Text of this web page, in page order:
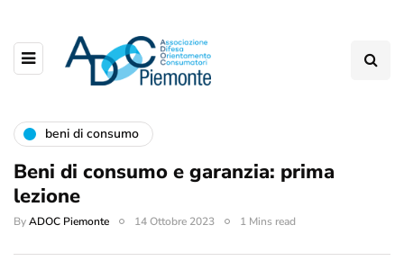
beni di consumo
Beni di consumo e garanzia: prima
lezione
ByADOC Piemonte 14 Ottobre 2023 1 Mins read